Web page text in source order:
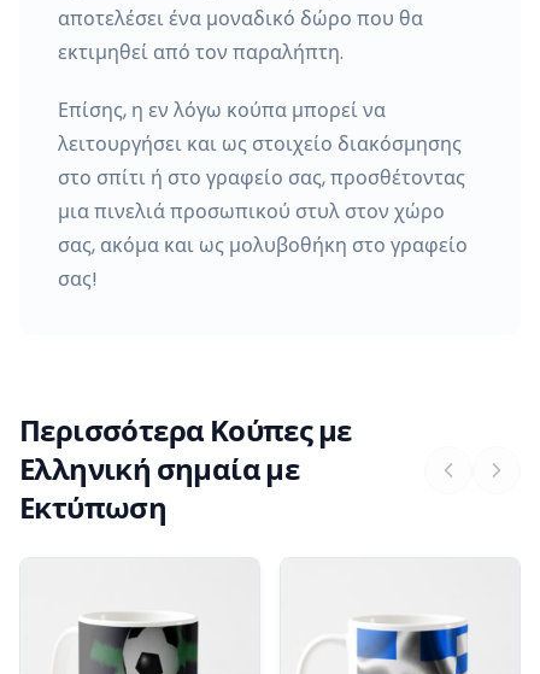
αποτελέσει ένα μοναδικό δώρο που θα
εκτιμηθεί από τον παραλήπτη.
Επίσης, η εν λόγω κούπα μπορεί να
λειτουργήσει και ως στοιχείο διακόσμησης
στο σπίτι ή στο γραφείο σας, προσθέτοντας
μια πινελιά προσωπικού στυλ στον χώρο
σας, ακόμα και ως μολυβοθήκη στο γραφείο
σας!
Περισσότερα Κούπες με
Ελληνική σημαία με
Εκτύπωση